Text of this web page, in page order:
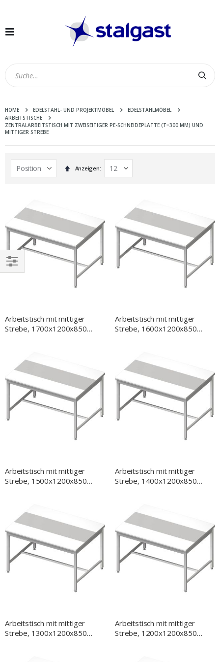
Navigation
HOME EDELSTAHL- UND PROJEKTMÖBEL
EDELSTAHLMÖBEL
ARBEITSTISCHE
ZENTRALARBEITSTISCH MIT ZWEISEITIGER PE-SCHNEIDEPLATTE (T=300 MM) UND
MITTIGER STREBE
In
absteigender
Anzeigen
Arbeitstisch mit mittiger
Strebe, 1700x1200x850
Schneidplatten, ohne
Aufkantung, verschweißt
Arbeitstisch mit mittiger
Strebe, 1600x1200x850
Schneidplatten, ohne
Aufkantung, verschweißt
Arbeitstisch mit mittiger
Strebe, 1500x1200x850
Schneidplatten, ohne
Aufkantung, verschweißt
Arbeitstisch mit mittiger
Strebe, 1400x1200x850
Schneidplatten, ohne
Aufkantung, verschweißt
Arbeitstisch mit mittiger
Strebe, 1300x1200x850
Arbeitstisch mit mittiger
Strebe, 1200x1200x850
EINKAUFEN